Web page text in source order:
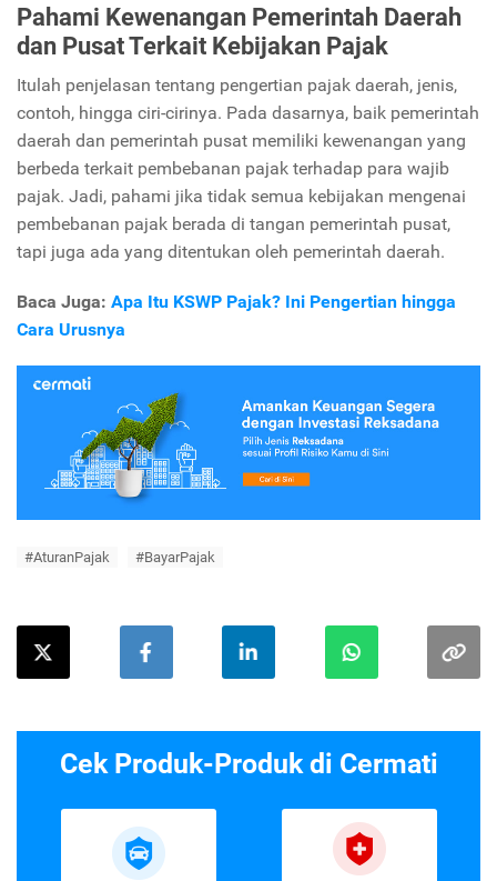
Pahami Kewenangan Pemerintah Daerah
dan Pusat Terkait Kebijakan Pajak
Itulah penjelasan tentang pengertian pajak daerah, jenis,
contoh, hingga ciri-cirinya. Pada dasarnya, baik pemerintah
daerah dan pemerintah pusat memiliki kewenangan yang
berbeda terkait pembebanan pajak terhadap para wajib
pajak. Jadi, pahami jika tidak semua kebijakan mengenai
pembebanan pajak berada di tangan pemerintah pusat,
tapi juga ada yang ditentukan oleh pemerintah daerah.
Baca Juga: Apa Itu KSWP Pajak? Ini Pengertian hingga
Cara Urusnya
#AturanPajak #BayarPajak
Cek Produk-Produk di Cermati